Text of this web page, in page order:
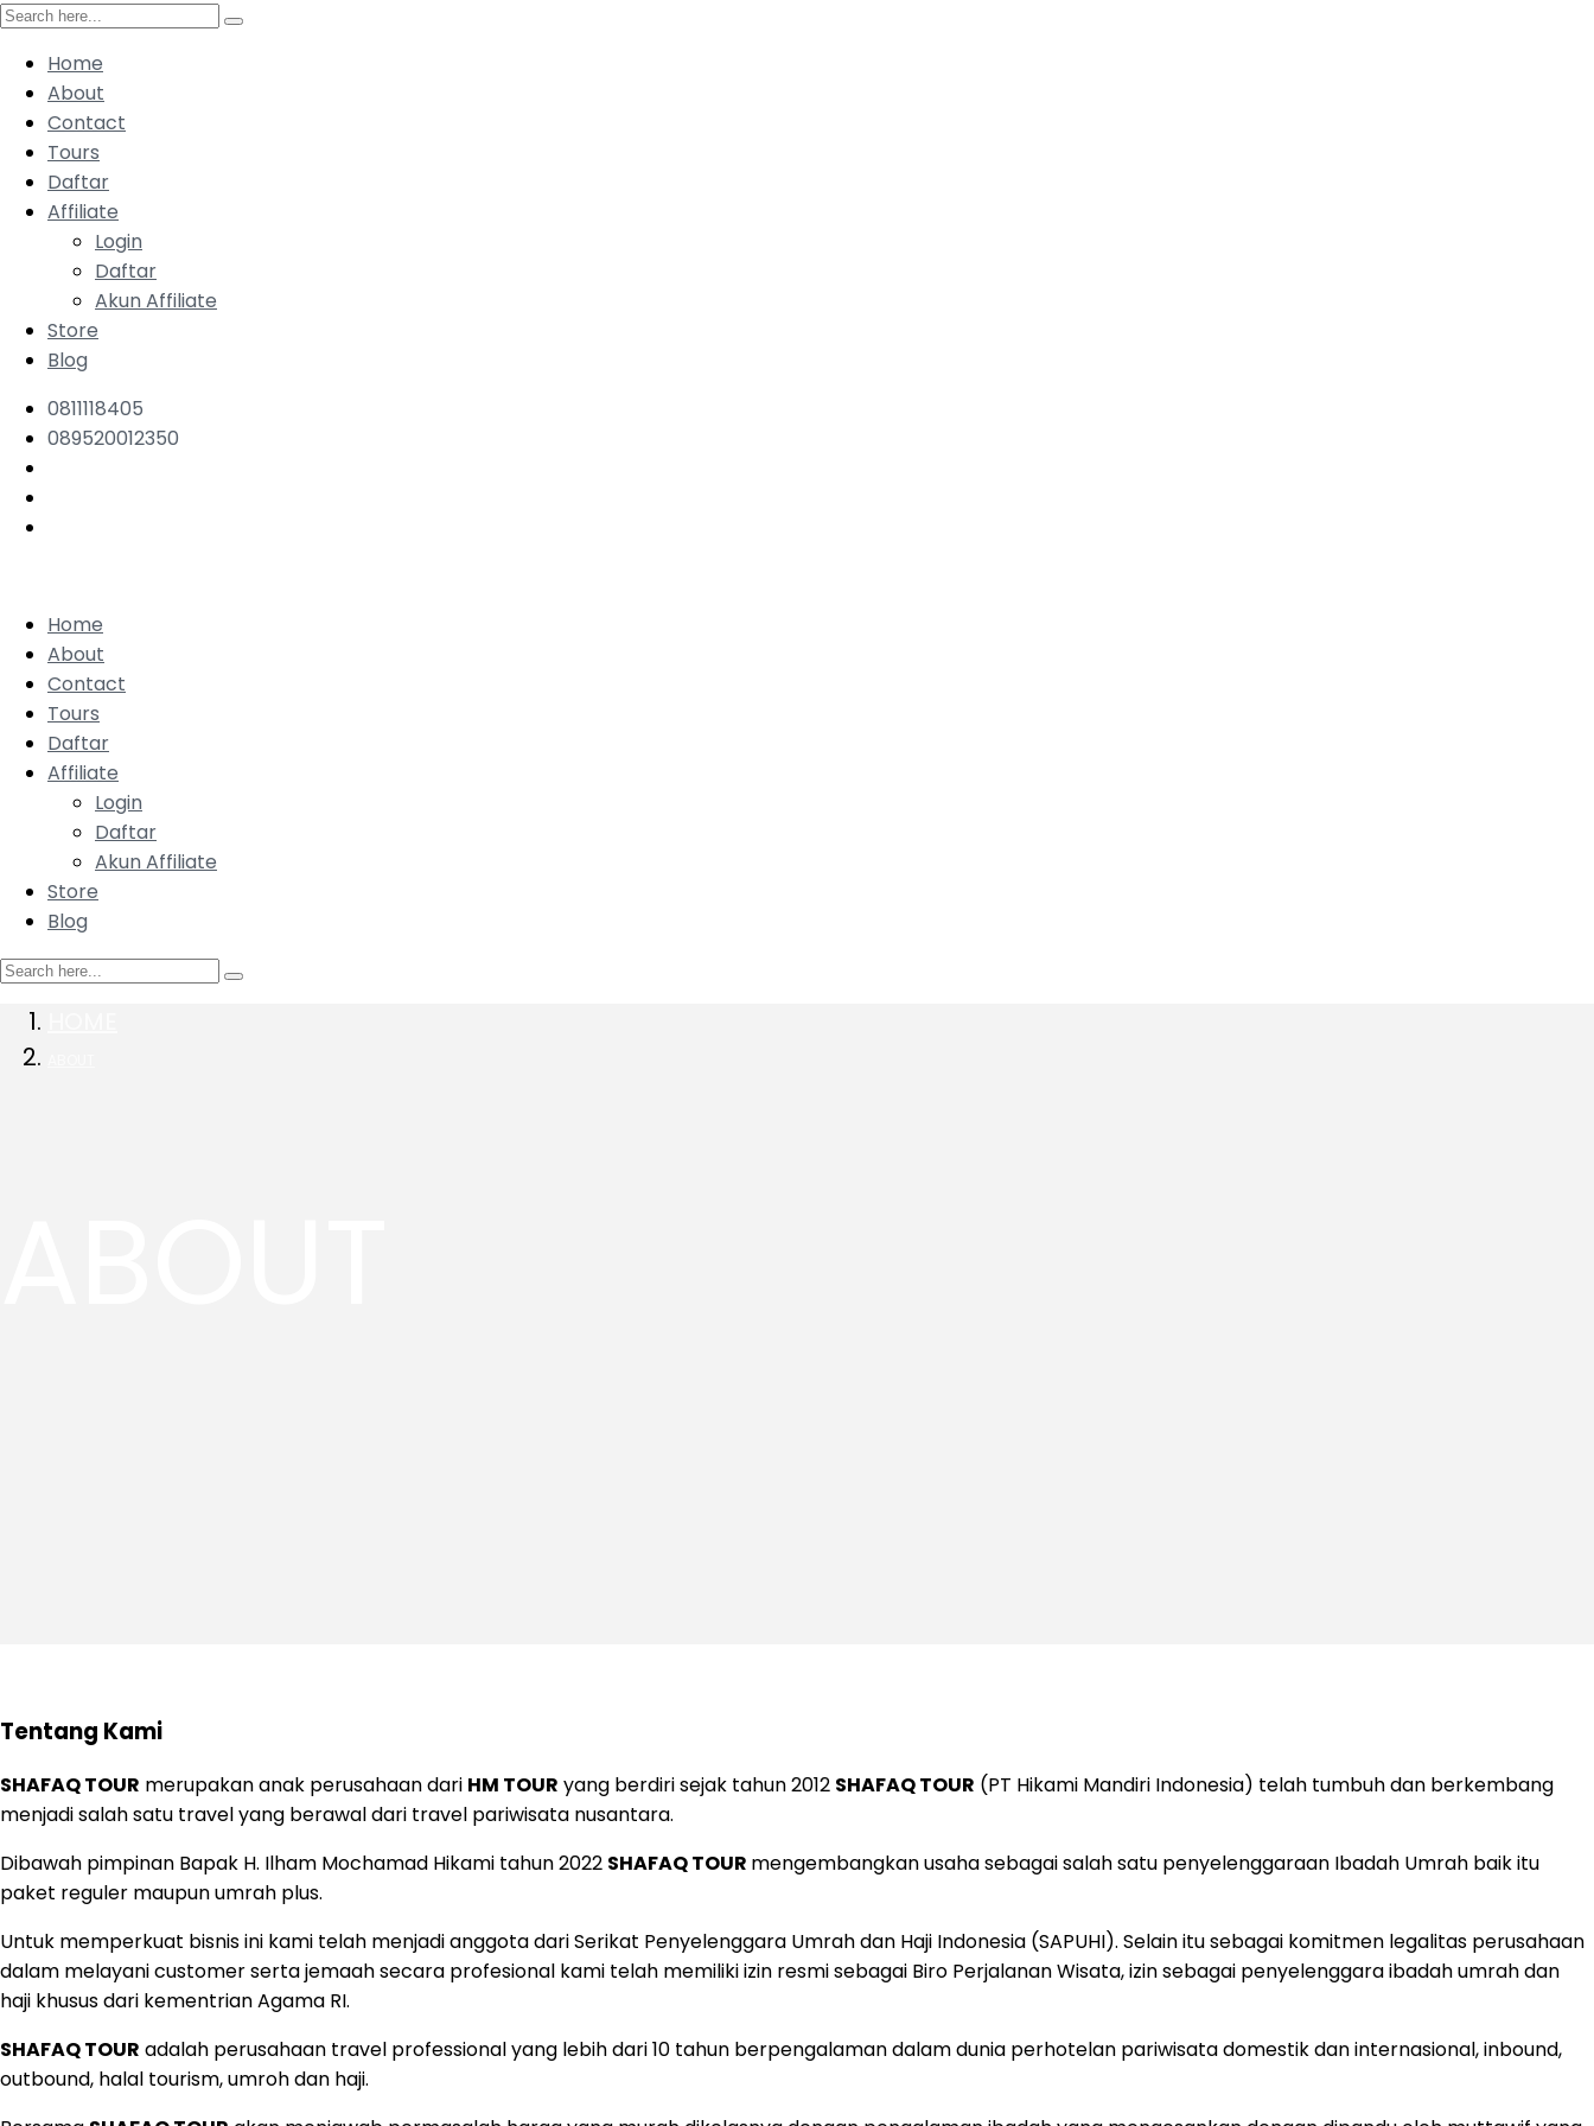
Home
About
Contact
Tours
Daftar
Affiliate
Login
Daftar
Akun Affiliate
Store
Blog
0811118405
089520012350
Home
About
Contact
Tours
Daftar
Affiliate
Login
Daftar
Akun Affiliate
Store
Blog
Tentang Kami
SHAFAQ TOUR merupakan anak perusahaan dari HM TOUR yang berdiri sejak tahun 2012 SHAFAQ TOUR (PT Hikami Mandiri Indonesia) telah tumbuh dan berkembang
menjadi salah satu travel yang berawal dari travel pariwisata nusantara.
Dibawah pimpinan Bapak H. Ilham Mochamad Hikami tahun 2022 SHAFAQ TOUR mengembangkan usaha sebagai salah satu penyelenggaraan Ibadah Umrah baik itu
paket reguler maupun umrah plus.
Untuk memperkuat bisnis ini kami telah menjadi anggota dari Serikat Penyelenggara Umrah dan Haji Indonesia (SAPUHI). Selain itu sebagai komitmen legalitas perusahaan
dalam melayani customer serta jemaah secara profesional kami telah memiliki izin resmi sebagai Biro Perjalanan Wisata, izin sebagai penyelenggara ibadah umrah dan
haji khusus dari kementrian Agama RI.
SHAFAQ TOUR adalah perusahaan travel professional yang lebih dari 10 tahun berpengalaman dalam dunia perhotelan pariwisata domestik dan internasional, inbound,
outbound, halal tourism, umroh dan haji.